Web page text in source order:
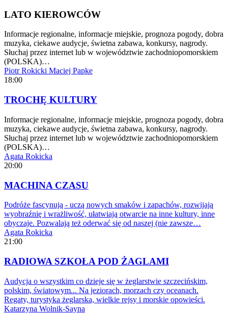
LATO KIEROWCÓW
Informacje regionalne, informacje miejskie, prognoza pogody, dobra
muzyka, ciekawe audycje, świetna zabawa, konkursy, nagrody.
Słuchaj przez internet lub w województwie zachodniopomorskiem
(POLSKA)…
Piotr Rokicki Maciej Papke
18:00
TROCHĘ KULTURY
Informacje regionalne, informacje miejskie, prognoza pogody, dobra
muzyka, ciekawe audycje, świetna zabawa, konkursy, nagrody.
Słuchaj przez internet lub w województwie zachodniopomorskiem
(POLSKA)…
Agata Rokicka
20:00
MACHINA CZASU
Podróże fascynują - uczą nowych smaków i zapachów, rozwijają
wyobraźnię i wrażliwość, ułatwiają otwarcie na inne kultury, inne
obyczaje. Pozwalają też oderwać się od naszej (nie zawsze…
Agata Rokicka
21:00
RADIOWA SZKOŁA POD ŻAGLAMI
Audycja o wszystkim co dzieje się w żeglarstwie szczecińskim,
polskim, światowym... Na jeziorach, morzach czy oceanach.
Regaty, turystyka żeglarska, wielkie rejsy i morskie opowieści.
Katarzyna Wolnik-Sayna